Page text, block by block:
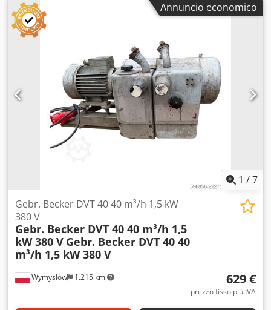
raccolta con un massimo di 16 stazioni - con controllo per
l'accensione e lo spegnimento automatici Specifiche
tecniche: Dodpfxezi Sc Ts Ak Djwa compatibile con:
macchine di raccolta KOLBUS ZU 822, ZU 832, ZU 842.
Annuncio economico
1 /7
Wymysłów 1.215 km
Gebr. Becker DVT 40 40 m³/h 1,5 kW
380 V
Gebr. Becker DVT 40 40 m³/h 1,5
kW 380 V Gebr. Becker DVT 40 40
m³/h 1,5 kW 380 V
629 €
prezzo fisso più IVA